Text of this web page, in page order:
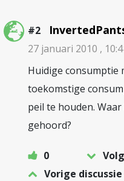
#2
27 januari 2010 ,
Huidige consumptie
toekomstige
peil te houden.
gehoord?
0
Vorige discussie